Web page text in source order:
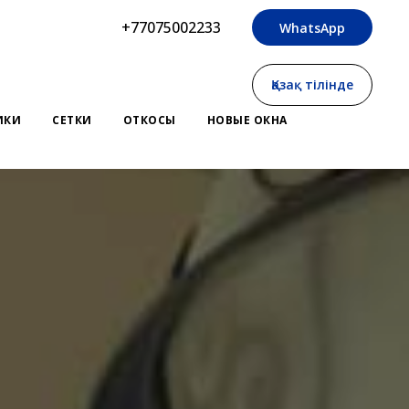
+77075002233 WhatsApp
Қазақ тілінде
СЕТКИ ОТКОСЫ НОВЫЕ ОКНА